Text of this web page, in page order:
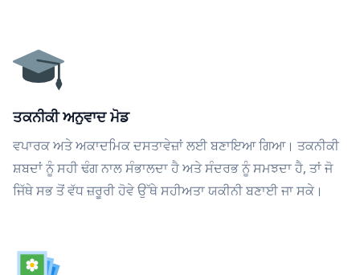
ਤਕਨੀਕੀ ਅਨੁਵਾਦ ਮੋਡ
ਵਪਾਰਕ ਅਤੇ ਅਕਾਦਮਿਕ ਦਸਤਾਵੇਜ਼ਾਂ ਲਈ ਬਣਾਇਆ ਗਿਆ। ਤਕਨੀਕੀ
ਸ਼ਬਦਾਂ ਨੂੰ ਸਹੀ ਢੰਗ ਨਾਲ ਸੰਭਾਲਦਾ ਹੈ ਅਤੇ ਸੰਦਰਭ ਨੂੰ ਸਮਝਦਾ ਹੈ, ਤਾਂ ਜੋ
ਜਿੱਥੇ ਸਭ ਤੋਂ ਵੱਧ ਜ਼ਰੂਰੀ ਹੋਵੇ ਉੱਥੇ ਸਹੀਅਤਾ ਯਕੀਨੀ ਬਣਾਈ ਜਾ ਸਕੇ।